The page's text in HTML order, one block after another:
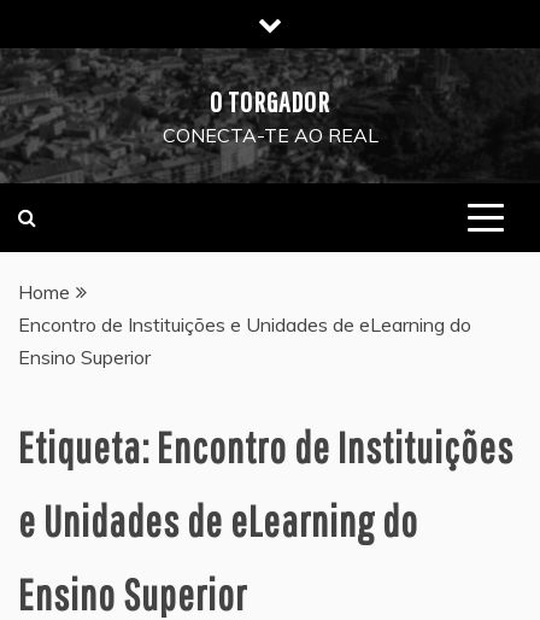
to
content
O TORGADOR
CONECTA-TE AO REAL
Home
Encontro de Instituições e Unidades de eLearning do
Ensino Superior
Etiqueta:Encontro de Instituições
e Unidades de eLearning do
Ensino Superior